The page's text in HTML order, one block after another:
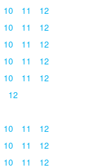
10 11
12
10 11
12
10 11
12
10 11
12
10 11
12
12
10 11
12
10 11
12
10 11 12